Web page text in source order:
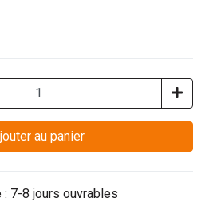
Ajouter au panier
7-8 jours ouvrables